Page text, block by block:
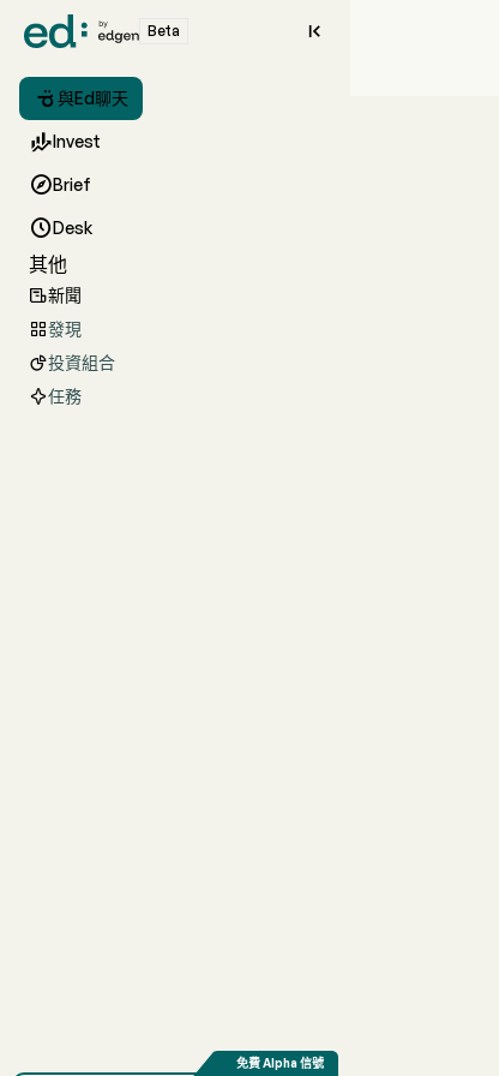
Beta 
 與Ed聊天
Invest
Brief
Desk
其他
新聞
發現
投資組合
任務